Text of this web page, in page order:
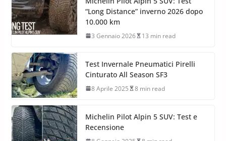
“Long Distance” inverno 2026 dopo
10.000 km
3 Gennaio 2026 13 min read
Test Invernale Pneumatici Pirelli
Cinturato All Season SF3
8 Aprile 2025 8 min read
Michelin Pilot Alpin 5 SUV: Test e
Recensione